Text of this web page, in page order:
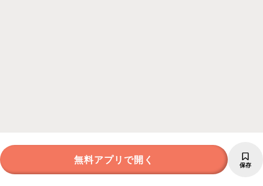
無料アプリで開く 保存